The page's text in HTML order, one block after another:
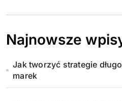
Najnowsze
Jak tworzyć strategie
marek